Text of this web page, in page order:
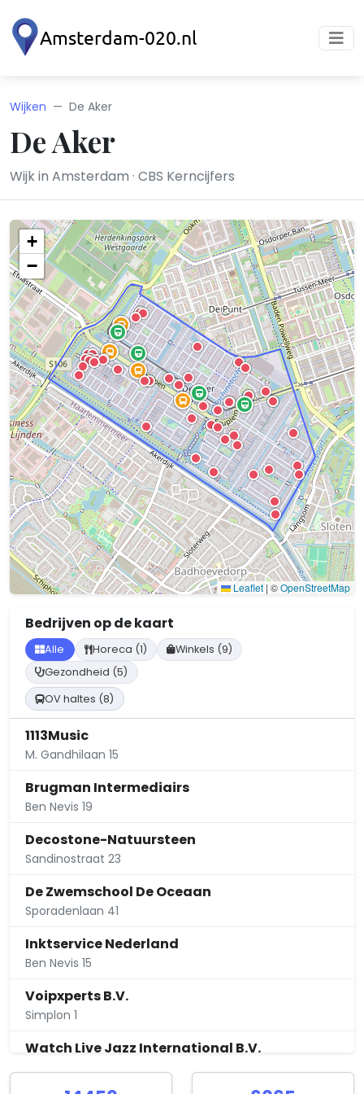
Wijken De Aker
De Aker
Wijk in Amsterdam · CBS Kerncijfers
+
−
Leaflet | ©OpenStreetMap
Bedrijven op de kaart
Alle Horeca (1)
Winkels (9)
Gezondheid (5)
OV haltes (8)
1113Music
M. Gandhilaan 15
Brugman Intermediairs
Ben Nevis 19
Decostone-Natuursteen
Sandinostraat 23
De Zwemschool De Oceaan
Sporadenlaan 41
Inktservice Nederland
Ben Nevis 15
Voipxperts B.V.
Simplon 1
Watch Live Jazz International B.V.